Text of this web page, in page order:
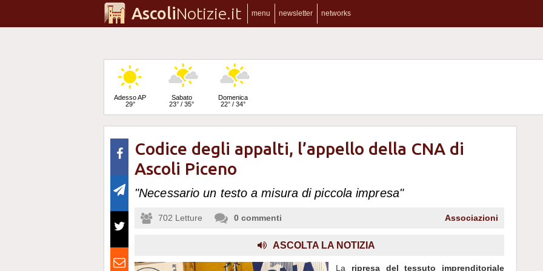
AscoliNotizie.it menu newsletter networks
Adesso AP
29°
Sabato
23° / 35°
Domenica
22° / 34°
Lunedì
22° / 36°
Codice degli appalti, l’appello della CNA di
Ascoli Piceno
"Necessario un testo a misura di piccola impresa"
702 Letture 0 commenti Associazioni
ASCOLTA LA NOTIZIA
La ripresa del tessuto imprenditoriale